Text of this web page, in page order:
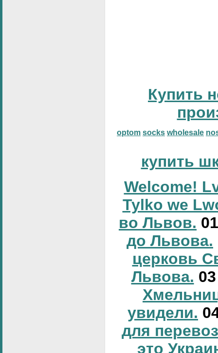
Купить
optom socks wholesale
купить
Welcome!
Tylko we
во Львов.
до Львова.
церковь
Львова.
увидели.
для
это